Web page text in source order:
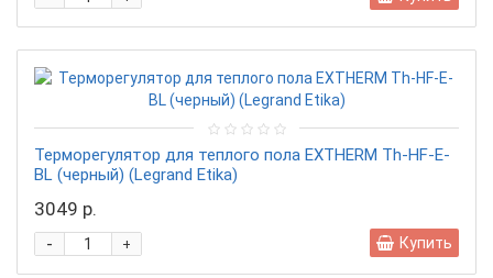
Терморегулятор для теплого пола EXTHERM Th-HF-E-
BL (черный) (Legrand Etika)
3049 р.
+
- Купить